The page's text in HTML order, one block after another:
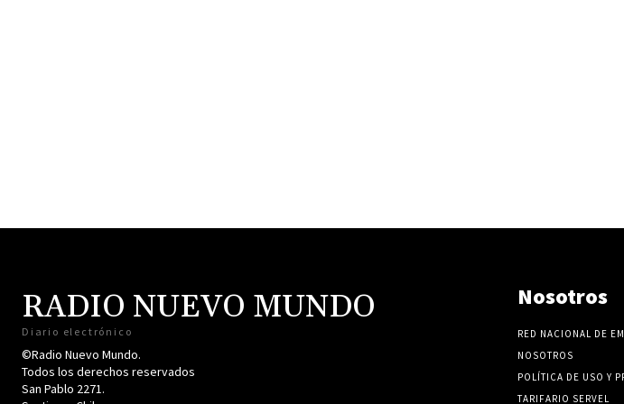
RADIO NUEVO MUNDO
Diario electrónico
©Radio Nuevo Mundo.
Todos los derechos reservados
San Pablo 2271.
Nosotros
RED NACIONAL DE
NOSOTROS
POLÍTICA DE USO Y
TARIFARIO SERVEL